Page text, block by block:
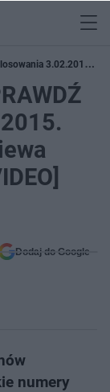
3.02.2015.
Dodaj do Google
numery